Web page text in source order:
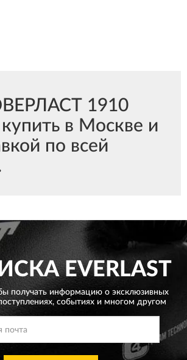
1910
в Москве и
по всей
EVERLAST
получать информацию о эксклюзивных
событиях и многом другом